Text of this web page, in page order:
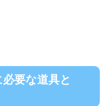
要な道具と